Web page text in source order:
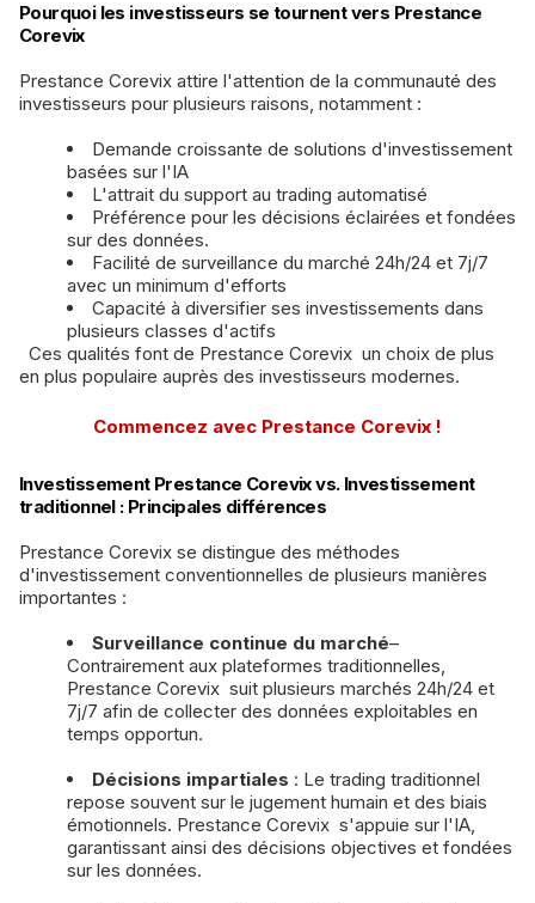
Pourquoi les investisseurs se tournent vers Prestance
Corevix
Prestance Corevix attire l'attention de la communauté des
investisseurs pour plusieurs raisons, notamment :
Demande croissante de solutions d'investissement
basées sur l'IA
L'attrait du support au trading automatisé
Préférence pour les décisions éclairées et fondées
sur des données.
Facilité de surveillance du marché 24h/24 et 7j/7
avec un minimum d'efforts
Capacité à diversifier ses investissements dans
plusieurs classes d'actifs
Ces qualités font de Prestance Corevix un choix de plus
en plus populaire auprès des investisseurs modernes.
Commencez avec Prestance Corevix !
Investissement Prestance Corevix vs. Investissement
traditionnel : Principales différences
Prestance Corevix se distingue des méthodes
d'investissement conventionnelles de plusieurs manières
importantes :
Surveillance continue du marché–
Contrairement aux plateformes traditionnelles,
Prestance Corevix suit plusieurs marchés 24h/24 et
7j/7 afin de collecter des données exploitables en
temps opportun.
Décisions impartiales : Le trading traditionnel
repose souvent sur le jugement humain et des biais
émotionnels. Prestance Corevix s'appuie sur l'IA,
garantissant ainsi des décisions objectives et fondées
sur les données.